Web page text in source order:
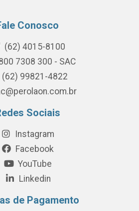
Conosco
(62) 4015-8100
7308 300 - SAC
(62) 99821-4822
Sociais
Instagram
Facebook
YouTube
Linkedin
de Pagamento